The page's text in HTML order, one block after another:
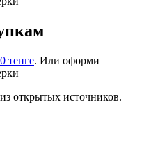
тенге. Или оформи
открытых источников.